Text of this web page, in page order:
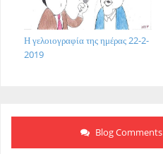
Η γελοιογραφία της ημέρας 22-2-
2019
Blog Comments